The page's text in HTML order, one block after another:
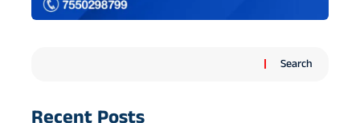
Search
Recent Posts